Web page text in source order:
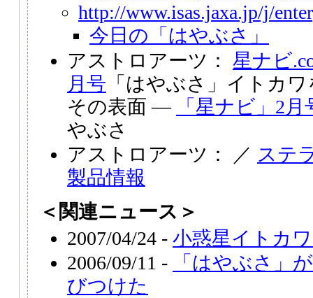
http://www.isas.jaxa.jp/j/
今日の「はやぶさ」
アストロアーツ： 星ナビ
月号 「はやぶさ」イトカ
その表面 ―
「星ナビ」2月
やぶさ
アストロアーツ： ／ ステ
製品情報
＜関連ニュース＞
2007/04/24 - 小惑星イトカ
2006/09/11 -
「はやぶさ」
びつけた